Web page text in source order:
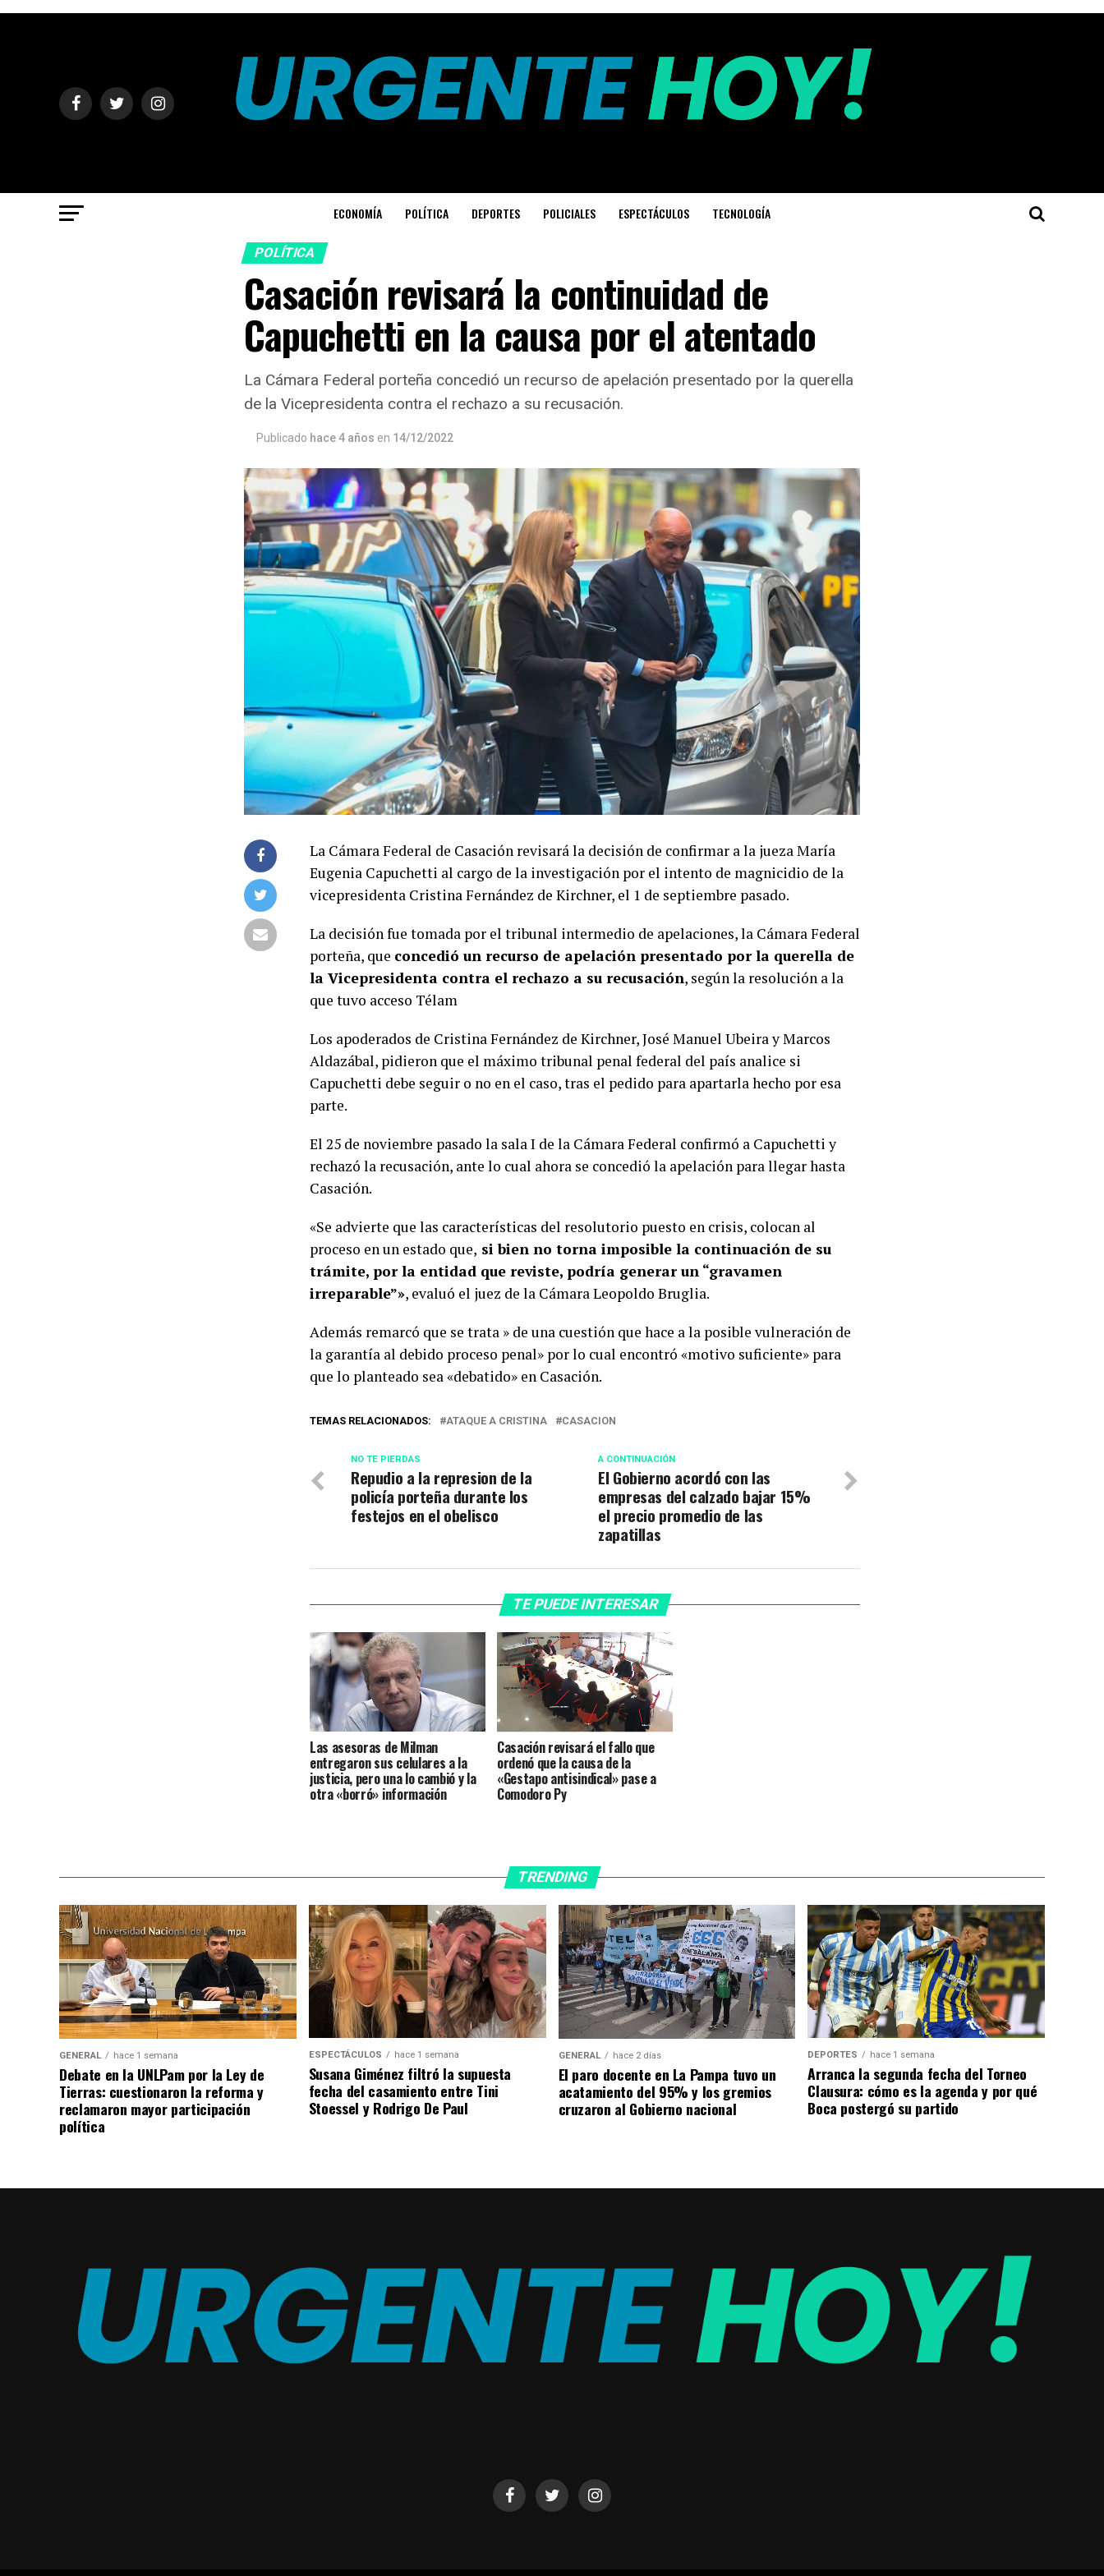
ECONOMÍA POLÍTICA DEPORTES POLICIALES ESPECTÁCULOS TECNOLOGÍA
POLÍTICA
Casación revisará la continuidad de
Capuchetti en la causa por el atentado
La Cámara Federal porteña concedió un recurso de apelación presentado por la querella
de la Vicepresidenta contra el rechazo a su recusación.
Publicado hace 4 años en 14/12/2022
La Cámara Federal de Casación revisará la decisión de confirmar a la jueza María
Eugenia Capuchetti al cargo de la investigación por el intento de magnicidio de la
vicepresidenta Cristina Fernández de Kirchner, el 1 de septiembre pasado.
La decisión fue tomada por el tribunal intermedio de apelaciones, la Cámara Federal
porteña, que concedió un recurso de apelación presentado por la querella de
la Vicepresidenta contra el rechazo a su recusación, según la resolución a la
que tuvo acceso Télam
Los apoderados de Cristina Fernández de Kirchner, José Manuel Ubeira y Marcos
Aldazábal, pidieron que el máximo tribunal penal federal del país analice si
Capuchetti debe seguir o no en el caso, tras el pedido para apartarla hecho por esa
parte.
El 25 de noviembre pasado la sala I de la Cámara Federal confirmó a Capuchetti y
rechazó la recusación, ante lo cual ahora se concedió la apelación para llegar hasta
Casación.
«Se advierte que las características del resolutorio puesto en crisis, colocan al
proceso en un estado que, si bien no torna imposible la continuación de su
trámite, por la entidad que reviste, podría generar un “gravamen
irreparable”», evaluó el juez de la Cámara Leopoldo Bruglia.
Además remarcó que se trata » de una cuestión que hace a la posible vulneración de
la garantía al debido proceso penal» por lo cual encontró «motivo suficiente» para
que lo planteado sea «debatido» en Casación.
TEMAS RELACIONADOS: ATAQUE A CRISTINA CASACION
A CONTINUACIÓN
El Gobierno acordó con las
empresas del calzado bajar 15%
el precio promedio de las
zapatillas
NO TE PIERDAS
Repudio a la represion de la
policía porteña durante los
festejos en el obelisco
TE PUEDE INTERESAR
Las asesoras de Milman
entregaron sus celulares a la
justicia, pero una lo cambió y la
otra «borró» información
Casación revisará el fallo que
ordenó que la causa de la
«Gestapo antisindical» pase a
Comodoro Py
TRENDING
GENERAL hace 1 semana
Debate en la UNLPam por la Ley de
Tierras: cuestionaron la reforma y
reclamaron mayor participación
política
ESPECTÁCULOS hace 1 semana
Susana Giménez filtró la supuesta
fecha del casamiento entre Tini
Stoessel y Rodrigo De Paul
GENERAL hace 2 días
El paro docente en La Pampa tuvo un
acatamiento del 95% y los gremios
cruzaron al Gobierno nacional
DEPORTES hace 1 semana
Arranca la segunda fecha del Torneo
Clausura: cómo es la agenda y por qué
Boca postergó su partido